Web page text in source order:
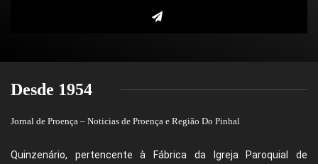
Desde 1954
Jornal de Proença – Noticias de Proença e Região Do Pinhal
Quinzenário, pertencente à Fábrica da Igreja Paroquial de